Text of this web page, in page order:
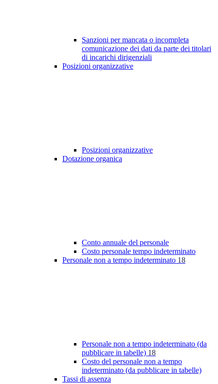
Sanzioni per mancata o incompleta
comunicazione dei dati da parte dei titolari
di incarichi dirigenziali
Posizioni organizzative
Posizioni organizzative
Dotazione organica
Conto annuale del personale
Costo personale tempo indeterminato
Personale non a tempo indeterminato 18
Personale non a tempo indeterminato (da
pubblicare in tabelle) 18
Costo del personale non a tempo
indeterminato (da pubblicare in tabelle)
Tassi di assenza